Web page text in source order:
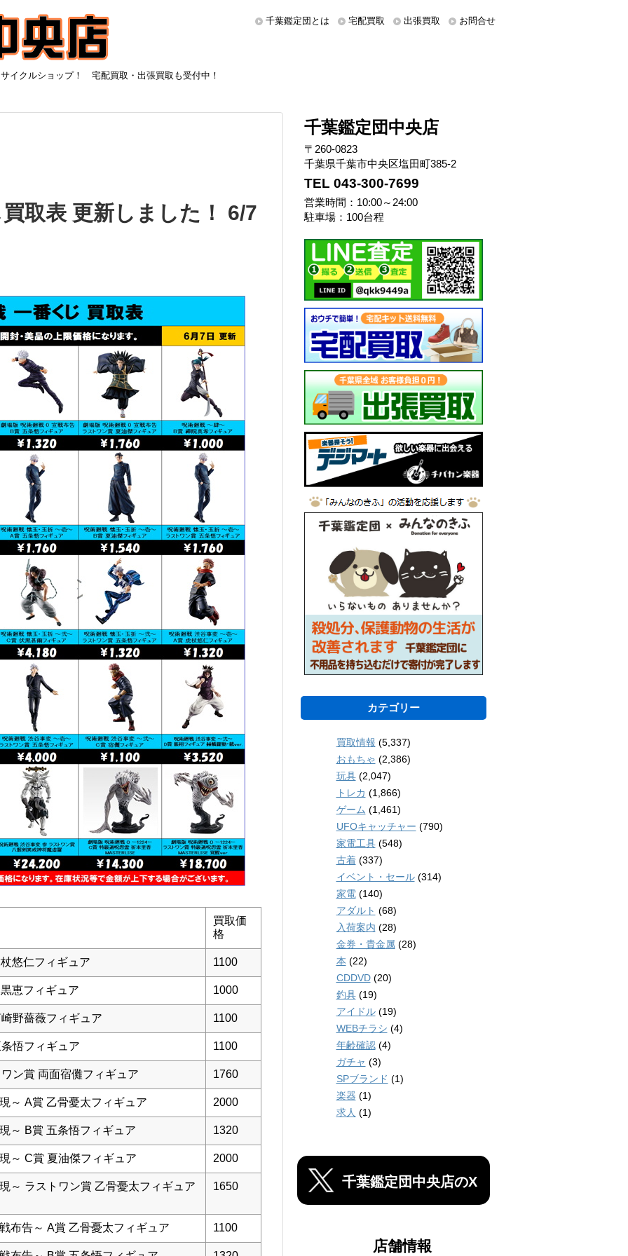
イクルショップ！ 宅配買取・出張買取も受付中！
千葉鑑定団とは 宅配買取 出張買取 お問合せ
取表 更新しました！ 6/7
買取価
格
悠仁フィギュア 1100
恵フィギュア 1000
野薔薇フィギュア 1100
悟フィギュア 1100
ン賞 両面宿儺フィギュア 1760
～ A賞 乙骨憂太フィギュア 2000
～ B賞 五条悟フィギュア 1320
～ C賞 夏油傑フィギュア 2000
～ ラストワン賞 乙骨憂太フィギュア 1650
布告～ A賞 乙骨憂太フィギュア 1100
千葉鑑定団中央店
〒260-0823
千葉県千葉市中央区塩田町385-2
TEL 043-300-7699
営業時間：10:00～24:00
駐車場：100台程
カテゴリー
買取情報 (5,337)
おもちゃ (2,386)
玩具(2,047)
トレカ (1,866)
ゲーム (1,461)
UFOキャッチャー (790)
家電工具(548)
古着(337)
イベント・セール(314)
家電(140)
アダルト (68)
入荷案内 (28)
金券・貴金属 (28)
本 (22)
CDDVD(20)
釣具(19)
アイドル(19)
WEBチラシ (4)
年齢確認(4)
ガチャ (3)
SPブランド (1)
楽器 (1)
求人 (1)
千葉鑑定団中央店のX
店舗情報